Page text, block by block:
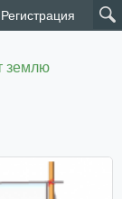
Регистрация
землю